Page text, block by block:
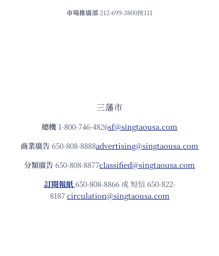
市場推廣部 212-699-3800按111
三藩市
總機 1-800-746-4826sf@singtaousa.com
商業廣告 650-808-8888advertising@singtaousa.com
分類廣告 650-808-8877classified@singtaousa.com
訂閱報紙 650-808-8866 或 短信 650-822-
8187circulation@singtaousa.com